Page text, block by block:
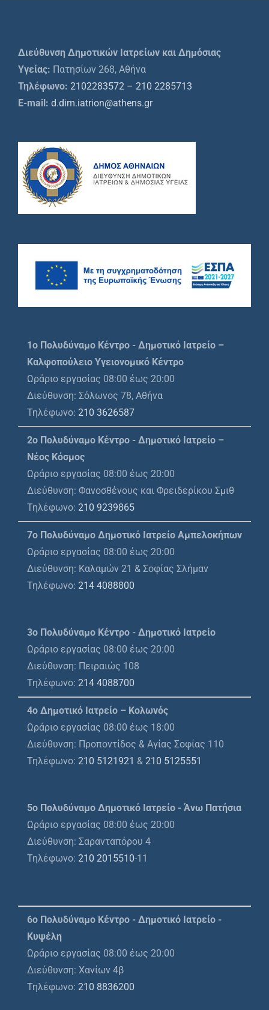
Διεύθυνση Δημοτικών Ιατρείων και Δημόσιας
Υγείας: Πατησίων 268, Αθήνα
Τηλέφωνο: 2102283572 – 210 2285713
E-mail: d.dim.iatrion@athens.gr
1o Πολυδύναμο Κέντρο - Δημοτικό Ιατρείο –
Καλφοπούλειο Υγειονομικό Κέντρο
Ωράριο εργασίας 08:00 έως 20:00
Διεύθυνση: Σόλωνος 78, Αθήνα
Τηλέφωνο: 210 3626587
2ο Πολυδύναμο Κέντρο - Δημοτικό Ιατρείο –
Νέος Κόσμος
Ωράριο εργασίας 08:00 έως 20:00
Διεύθυνση: Φανοσθένους και Φρειδερίκου Σμιθ
Τηλέφωνο: 210 9239865
7ο Πολυδύναμο Δημοτικό Ιατρείο Αμπελοκήπων
Ωράριο εργασίας 08:00 έως 20:00
Διεύθυνση: Καλαμών 21 & Σοφίας Σλήμαν
Τηλέφωνο: 214 4088800
3ο Πολυδύναμο Κέντρο - Δημοτικό Ιατρείο
Ωράριο εργασίας 08:00 έως 20:00
Διεύθυνση: Πειραιώς 108
Τηλέφωνο: 214 4088700
4ο Δημοτικό Ιατρείο – Κολωνός
Ωράριο εργασίας 08:00 έως 18:00
Διεύθυνση: Προποντίδος & Αγίας Σοφίας 110
Τηλέφωνο: 210 5121921 & 210 5125551
5ο Πολυδύναμο Δημοτικό Ιατρείο - Άνω Πατήσια
Ωράριο εργασίας 08:00 έως 20:00
Διεύθυνση: Σαρανταπόρου 4
Τηλέφωνο: 210 2015510-11
6ο Πολυδύναμο Κέντρο - Δημοτικό Ιατρείο -
Κυψέλη
Ωράριο εργασίας 08:00 έως 20:00
Διεύθυνση: Χανίων 4β
Τηλέφωνο: 210 8836200